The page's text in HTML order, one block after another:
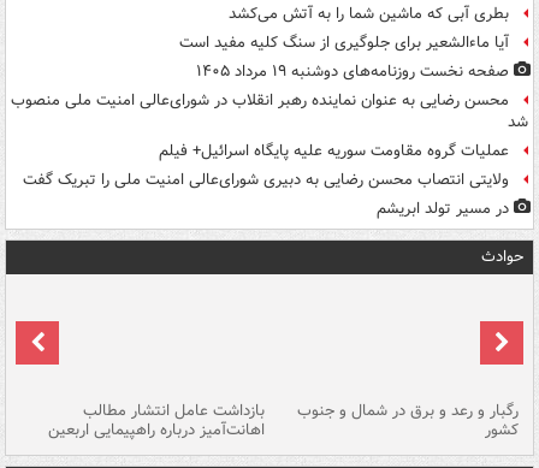
بطری آبی که ماشین شما را به آتش می‌کشد
آیا ماءالشعیر برای جلوگیری از سنگ کلیه مفید است
صفحه نخست روزنامه‌های دوشنبه ۱۹ مرداد ۱۴۰۵
محسن رضایی به عنوان نماینده رهبر انقلاب در شورای‌عالی امنیت ملی منصوب
شد
عملیات گروه مقاومت سوریه علیه پایگاه اسرائیل+ فیلم
ولایتی انتصاب محسن رضایی به دبیری شورای‌عالی امنیت ملی را تبریک گفت
در مسیر تولد ابریشم
حوادث
رگبار و رعد و برق در شمال و جنوب
کشور
بازداشت عامل انتشار مطالب
اهانت‌آمیز درباره راهپیمایی اربعین